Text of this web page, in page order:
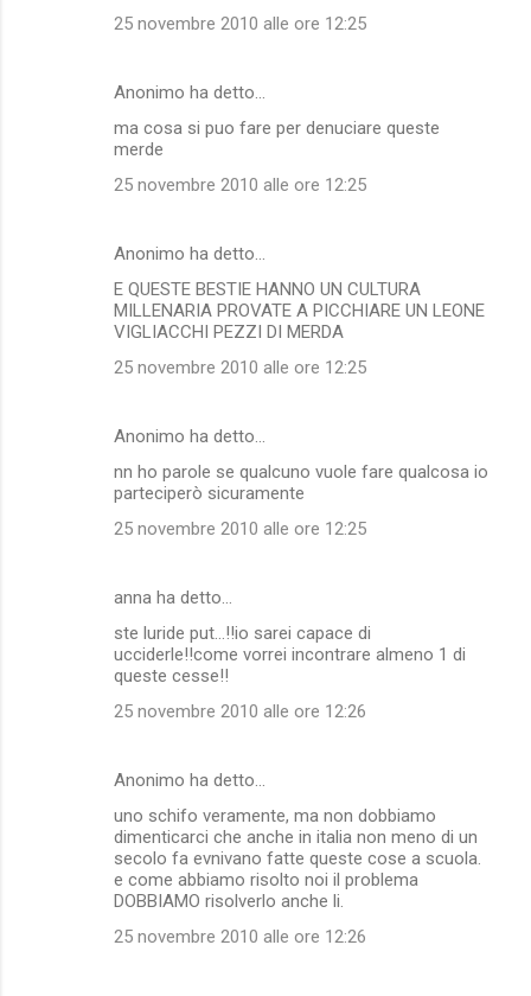
25 novembre 2010 alle ore 12:25
Anonimo ha detto…
ma cosa si puo fare per denuciare queste
merde
25 novembre 2010 alle ore 12:25
Anonimo ha detto…
E QUESTE BESTIE HANNO UN CULTURA
MILLENARIA PROVATE A PICCHIARE UN LEONE
VIGLIACCHI PEZZI DI MERDA
25 novembre 2010 alle ore 12:25
Anonimo ha detto…
nn ho parole se qualcuno vuole fare qualcosa io
parteciperò sicuramente
25 novembre 2010 alle ore 12:25
anna ha detto…
ste luride put...!!io sarei capace di
ucciderle!!come vorrei incontrare almeno 1 di
queste cesse!!
25 novembre 2010 alle ore 12:26
Anonimo ha detto…
uno schifo veramente, ma non dobbiamo
dimenticarci che anche in italia non meno di un
secolo fa evnivano fatte queste cose a scuola.
e come abbiamo risolto noi il problema
DOBBIAMO risolverlo anche li.
25 novembre 2010 alle ore 12:26